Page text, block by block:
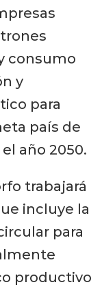
consumo
y
para
país de
año 2050.
trabajará
incluye la
para
productivo